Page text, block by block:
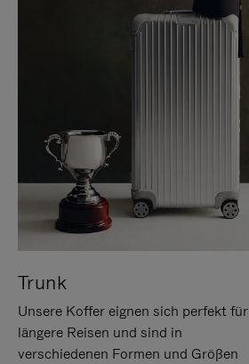
Trunk
Unsere Koffer eignen sich perfekt für
längere Reisen und sind in
verschiedenen Formen und Größen